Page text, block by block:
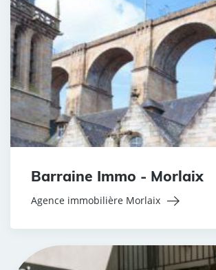
Barraine Immo - Morlaix
Agence immobilière Morlaix